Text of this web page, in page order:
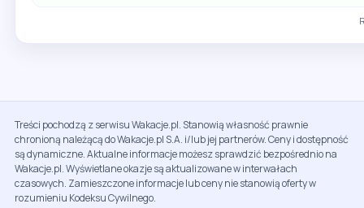
Treści pochodzą z serwisu Wakacje.pl. Stanowią własność prawnie
chronioną należącą do Wakacje.pl S.A. i/lub jej partnerów. Ceny i dostępność
są dynamiczne. Aktualne informacje możesz sprawdzić bezpośrednio na
Wakacje.pl. Wyświetlane okazje są aktualizowane w interwałach
czasowych. Zamieszczone informacje lub ceny nie stanowią oferty w
rozumieniu Kodeksu Cywilnego.